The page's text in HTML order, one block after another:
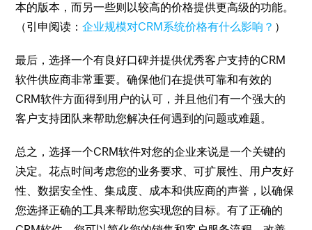
本的版本，而另一些则以较高的价格提供更高级的功能。
（引申阅读：企业规模对CRM系统价格有什么影响？ ）
最后，选择一个有良好口碑并提供优秀客户支持的CRM
软件供应商非常重要。确保他们在提供可靠和有效的
CRM软件方面得到用户的认可，并且他们有一个强大的
客户支持团队来帮助您解决任何遇到的问题或难题。
总之，选择一个CRM软件对您的企业来说是一个关键的
决定。花点时间考虑您的业务要求、可扩展性、用户友好
性、数据安全性、集成度、成本和供应商的声誉，以确保
您选择正确的工具来帮助您实现您的目标。有了正确的